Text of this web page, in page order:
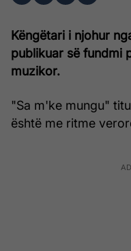
Këngëtari i njohur
publikuar së fundmi
muzikor.
"Sa m'ke mungu"
është me ritme